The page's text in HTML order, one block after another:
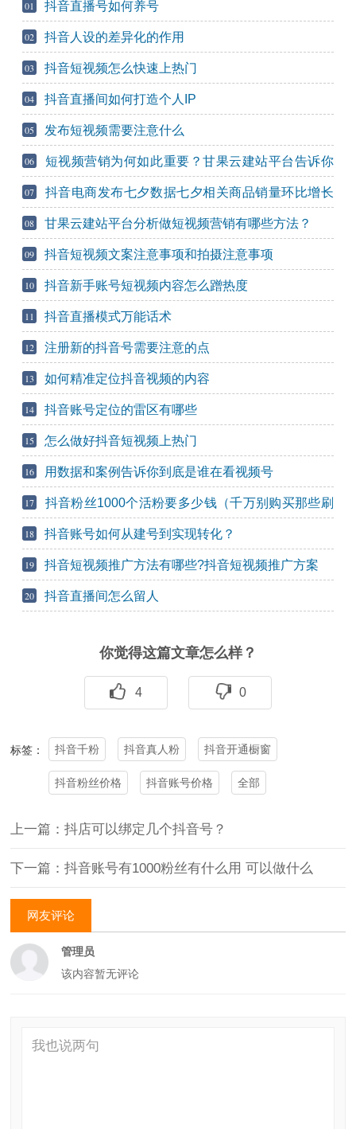
01 抖音直播号如何养号
02 抖音人设的差异化的作用
03 抖音短视频怎么快速上热门
04 抖音直播间如何打造个人IP
05 发布短视频需要注意什么
06
短视频营销为何如此重要？甘果云建站平台告诉你
答案
07
抖音电商发布七夕数据七夕相关商品销量环比增长
169%
08 甘果云建站平台分析做短视频营销有哪些方法？
09 抖音短视频文案注意事项和拍摄注意事项
10 抖音新手账号短视频内容怎么蹭热度
11 抖音直播模式万能话术
12 注册新的抖音号需要注意的点
13 如何精准定位抖音视频的内容
14 抖音账号定位的雷区有哪些
15 怎么做好抖音短视频上热门
16 用数据和案例告诉你到底是谁在看视频号
17
抖音粉丝1000个活粉要多少钱（千万别购买那些刷
的粉丝）
18 抖音账号如何从建号到实现转化？
19 抖音短视频推广方法有哪些?抖音短视频推广方案
20 抖音直播间怎么留人
你觉得这篇文章怎么样？
4 0
标签： 抖音千粉 抖音真人粉 抖音开通橱窗
抖音粉丝价格 抖音账号价格 全部
上一篇：抖店可以绑定几个抖音号？
下一篇：抖音账号有1000粉丝有什么用 可以做什么
网友评论
管理员
该内容暂无评论